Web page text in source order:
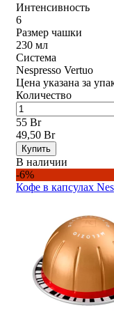
Интенсивность
6
Размер чашки
230 мл
Система
Nespresso Vertuo
Цена указана за
Количество
55 Br
49,50 Br
Купить
В наличии
-6%
Кофе в капсулах